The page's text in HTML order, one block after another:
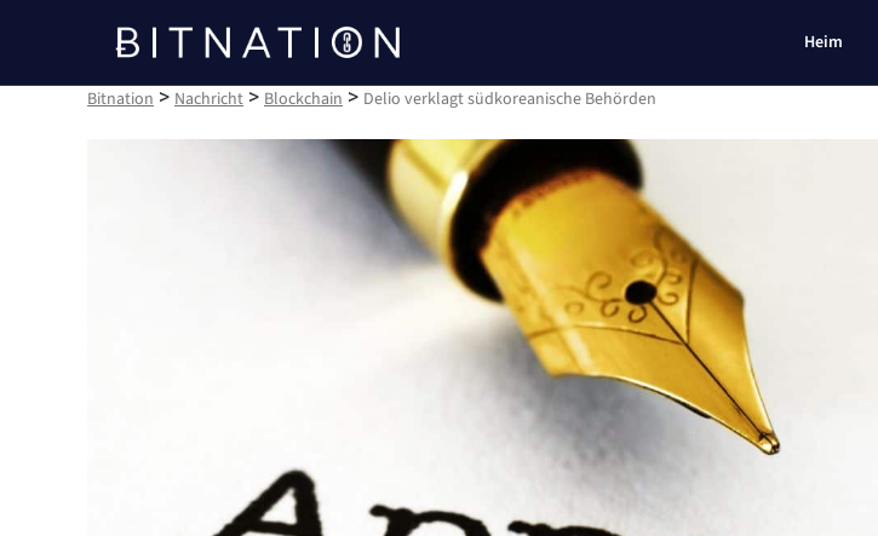
Bitnation
Heim
Bitnation > Nachricht > Blockchain > Delio verklagt südkoreanische Behörden